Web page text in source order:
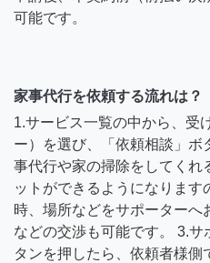
可能です。
家事代行を依頼する流れは？
1.サービス一覧の中から、受
ー）を選び、「依頼相談」ボ
事代行や家の掃除をしてくれ
ットができるようになります
時、場所などをサポーター
などの交渉も可能です。 3.
タンを押したら、依頼者様